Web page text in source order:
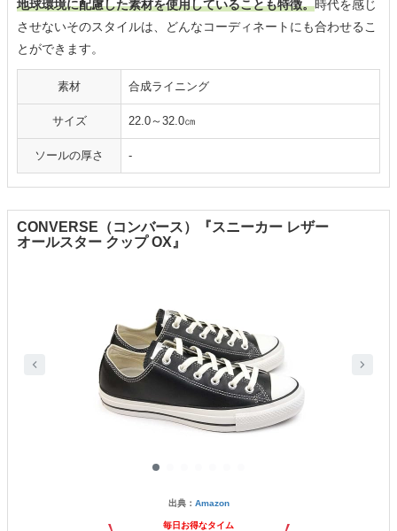
地球環境に配慮した素材を使用していることも特徴。時代を感じ
させないそのスタイルは、どんなコーディネートにも合わせるこ
とができます。
素材 合成ライニング
サイズ 22.0～32.0㎝
ソールの厚さ ‐
CONVERSE（コンバース）『スニーカー レザー
オールスター クップ OX』
出典： Amazon
毎日お得なタイム